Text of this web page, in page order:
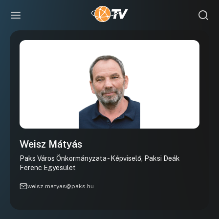
Weisz Mátyás
Paks Város Önkormányzata - Képviselő, Paksi Deák
Ferenc Egyesület
weisz.matyas@paks.hu